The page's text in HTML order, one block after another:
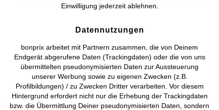
Einwilligung jederzeit ablehnen.
Datennutzungen
bonprix arbeitet mit Partnern zusammen, die von Deinem
Endgerät abgerufene Daten (Trackingdaten) oder die von uns
übermittelten pseudonymisierten Daten zur Aussteuerung
unserer Werbung sowie zu eigenen Zwecken (z.B.
Profilbildungen) / zu Zwecken Dritter verarbeiten. Vor diesem
Hintergrund erfordert nicht nur die Erhebung der Trackingdaten
bzw. die Übermittlung Deiner pseudonymisierten Daten, sondern